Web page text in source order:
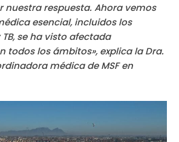
nuestra respuesta. Ahora vemos
esencial, incluidos los
se ha visto afectada
todos los ámbitos», explica la Dra.
médica de MSF en